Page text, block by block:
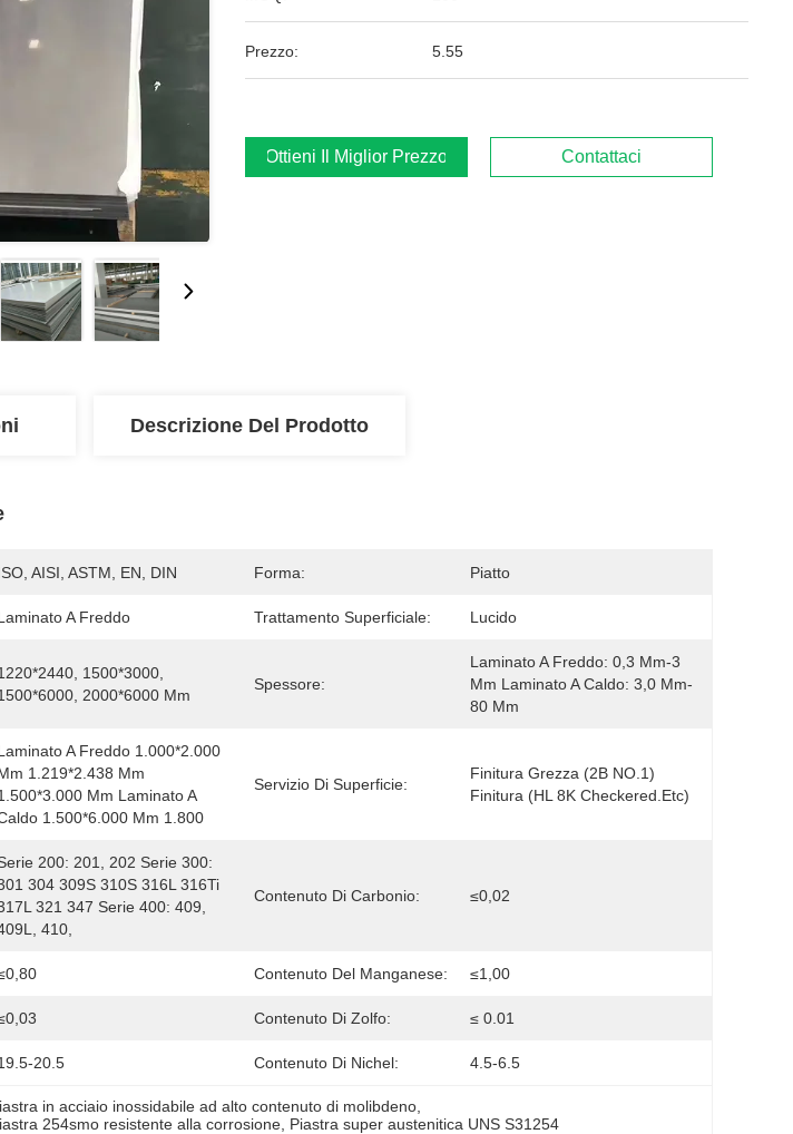
Prezzo: 5.55
Ottieni Il Miglior Prezzo Contattaci
Descrizione Del Prodotto
AISI, ASTM, EN, DIN Forma: Piatto
A Freddo Trattamento Superficiale: Lucido
1500*3000,
2000*6000 Mm
Spessore:
Laminato A Freddo: 0,3 Mm-3
Mm Laminato A Caldo: 3,0 Mm-
80 Mm
A Freddo 1.000*2.000
1.219*2.438 Mm
Mm Laminato A
1.500*6.000 Mm 1.800
Servizio Di Superficie:
Finitura Grezza (2B NO.1)
Finitura (HL 8K Checkered.etc)
200: 201, 202 Serie 300:
304 309S 310S 316L 316Ti
321 347 Serie 400: 409,
410,
Contenuto Di Carbonio: ≤0,02
Contenuto Del Manganese: ≤1,00
Contenuto Di Zolfo: ≤ 0.01
20.5 Contenuto Di Nichel: 4.5-6.5
in acciaio inossidabile ad alto contenuto di molibdeno
254smo resistente alla corrosione Piastra super austenitica UNS S31254